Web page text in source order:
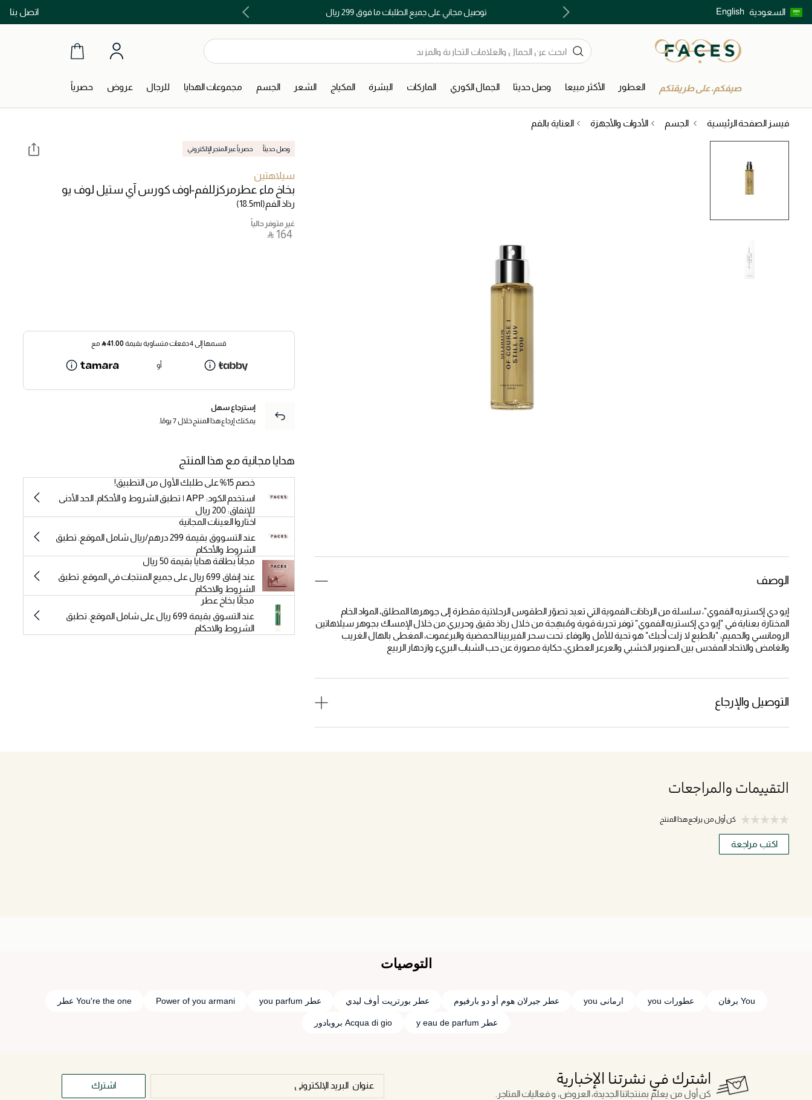
السعودية English اتصل بنااشتري الآن و ادفع لاحقاً مع تابي و تمارا! توصيل مجاني على جميع الطلبات ما فوق 299 ريال اكتشفوا خدمات الجمال المختارة بعناية
صيفكم، على طريقتكم العطور الأكثر مبيعا وصل حديثا الجمال الكوري الماركات البشرة المكياج الشعر الجسم مجموعات الهدايا للرجال عروض حصرياً
فيسز الصفحة الرئيسية الجسم الأدوات والأجهزة العناية بالفم
الوصف
إيو دي إكستريه الفموي"، سلسلة من الرذاذات الفموية التي تعيد تصوّر الطقوس الرحلاتية.مقطرة إلى جوهرها المطلق، المواد الخام
المختارة بعناية في "إيو دي إكستريه الفموي" توفر تجربة قوية ومُبهِجة من خلال رذاذ دقيق وحريري.من خلال الإمساك بجوهر سيلاهاتين
الرومانسي والحميم، "بالطبع لا زلت أحبك" هو تحية للأمل والوفاء. تحت سحر الفيربينا الحمضية والبرغموت، المغطى بالهال الغريب
والغامض والاتحاد المقدس بين الصنوبر الخشبي والعرعر العطري، حكاية مصورة عن حب الشباب البريء وازدهار الربيع
التوصيل والإرجاع
وصل حديثاً حصرياً عبر المتجر الإلكتروني
سيلاهتين
بخاخ ماء عطرمركزللفم-اوف كورس آي ستيل لوف يو
رذاذ الفم(18.5ml)
غير متوفر حالياً
‎ ⃁ ⁦164⁩ ‎
قسمها إلى 4 دفعات متساوية بقيمة 41.00
⃁ مع
أو
إسترجاع سهل
يمكنك إرجاع هذا المنتج خلال 7 يومًا.
هدايا مجانية مع هذا المنتج
خصم 15% على طلبك الأول من التطبيق!
استخدم الكود: APP | تطبق الشروط و الأحكام. الحد الأدنى
للإنفاق: 200 ريال
اختاروا العينات المجانية
عند التسووق بقيمة 299 درهم/ريال شامل الموقع. تطبق
الشروط والأحكام
مجاناً بطاقة هدايا بقيمة 50 ريال
عند إنفاق 699 ريال على جميع المنتجات في الموقع. تطبق
الشروط والاحكام
مجانًا بخاخ عطر
عند التسوق بقيمة 699 ريال على شامل الموقع. تطبق
الشروط والاحكام
التقييمات والمراجعات
كن أول من يراجع هذا المنتج
اكتب مراجعة
التوصيات
You برفان عطورات you ارمانى you عطر جيرلان هوم أو دو بارفيوم عطر بورتريت أوف ليدي عطر you parfum Power of you armani You're the one عطر
عطر y eau de parfum Acqua di gio بروبادور
اشترك في نشرتنا الإخبارية
كن أول من يعلم بمنتجاتنا الجديدة، العروض، و فعاليات المتاجر.
اشترك